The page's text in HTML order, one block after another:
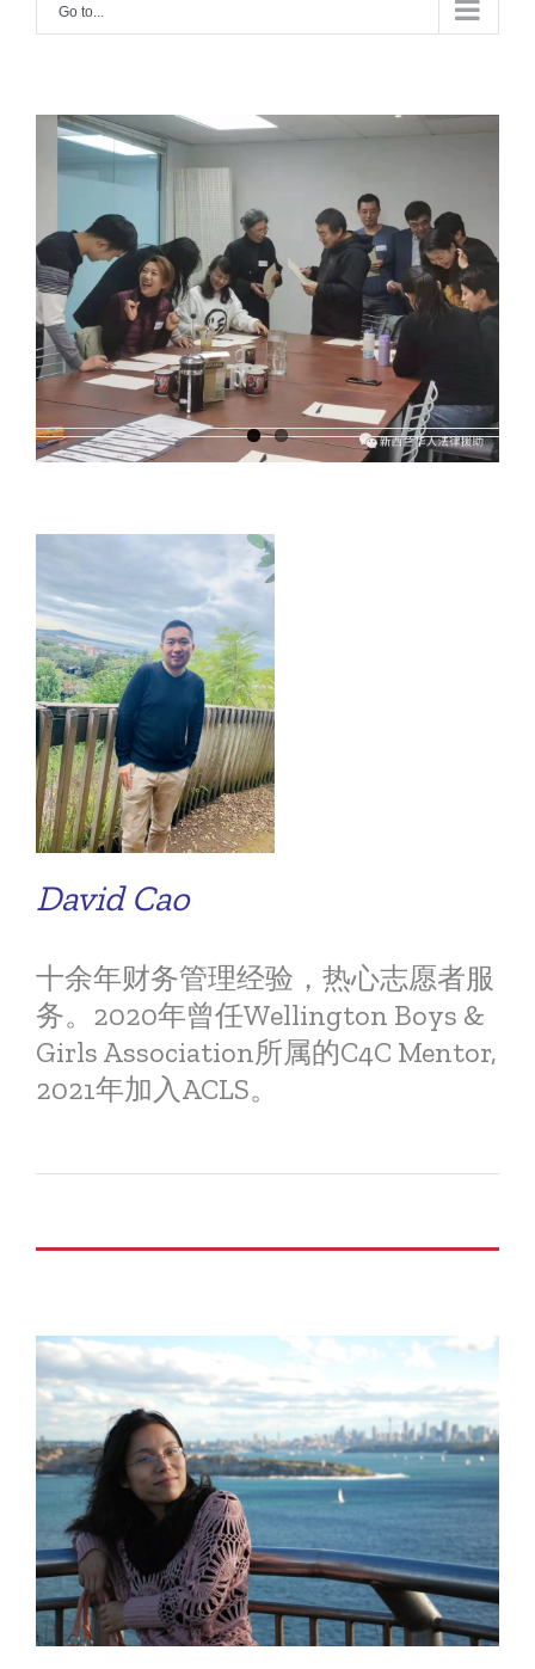
Go to...
David Cao
十余年财务管理经验，热心志愿者服
务。2020年曾任Wellington Boys &
Girls Association所属的C4C Mentor,
2021年加入ACLS。